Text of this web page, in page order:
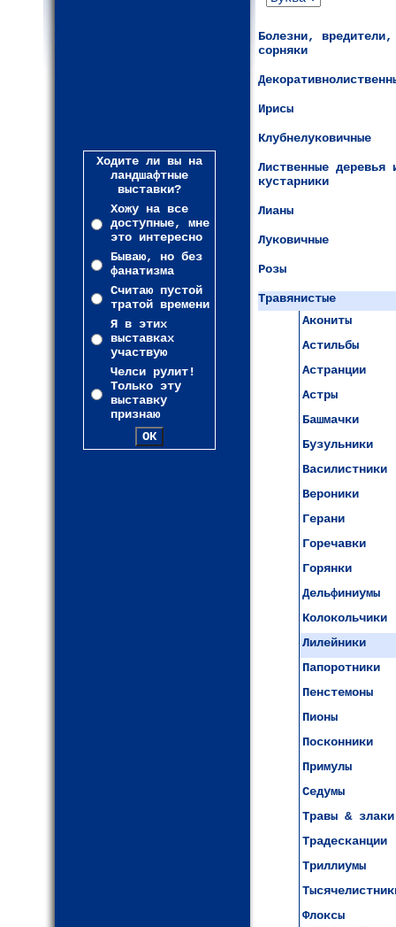
Ходите ли вы на
ландшафтные
выставки?
Хожу на все
доступные, мне
это интересно
Бываю, но без
фанатизма
Считаю пустой
тратой времени
Я в этих
выставках
участвую
Челси рулит!
Только эту
выставку
признаю
Болезни, вредители,
сорняки
Ирисы
Клубнелуковичные
Лиственные деревья
кустарники
Лианы
Луковичные
Розы
Травянистые
Акониты
Астильбы
Астранции
Астры
Башмачки
Бузульники
Василистники
Вероники
Герани
Горечавки
Горянки
Дельфиниумы
Колокольчики
Лилейники
Папоротники
Пенстемоны
Пионы
Посконники
Примулы
Седумы
Травы & злаки
Традесканции
Триллиумы
Флоксы